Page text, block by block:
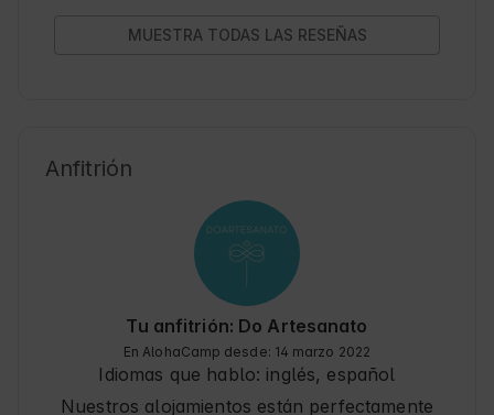
muchas gracias!MUESTRA TODAS LAS RESEÑAS
Anfitrión
Tu anfitrión: Do Artesanato
En AlohaCamp desde: 14 marzo 2022
Idiomas que hablo: inglés, español
Nuestros alojamientos están perfectamente